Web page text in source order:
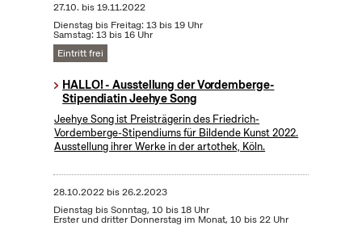
27.10. bis19.11.2022
Dienstag bis Freitag: 13 bis 19 Uhr
Samstag: 13 bis 16 Uhr
Eintritt frei
HALLO! - Ausstellung der Vordemberge-
Stipendiatin Jeehye Song
Jeehye Song ist Preisträgerin des Friedrich-
Vordemberge-Stipendiums für Bildende Kunst 2022.
Ausstellung ihrer Werke in der artothek, Köln.
28.10.2022bis26.2.2023
Dienstag bis Sonntag, 10 bis 18 Uhr
Erster und dritter Donnerstag im Monat, 10 bis 22 Uhr